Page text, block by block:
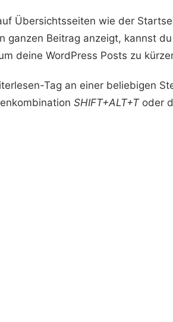
Übersichtsseiten wie der
ganzen Beitrag anzeigt, kannst
deine WordPress Posts zu
Tag an einer beliebigen
SHIFT+ALT+Toder